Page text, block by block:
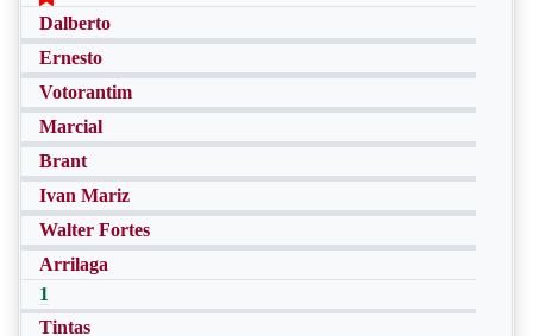
Dalberto
Ernesto
Votorantim
Marcial
Brant
Ivan Mariz
Walter Fortes
Arrilaga
1
Tintas